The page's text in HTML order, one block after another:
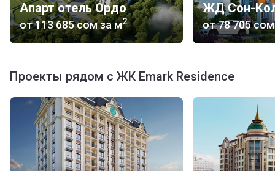
Апарт отель Ордо
от‍113 685 сомза м2
ЖД Сон-
от‍78 705 сом
Проекты рядом с ЖК Emark Residence